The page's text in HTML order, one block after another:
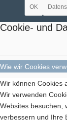
OK
Cookie- und
Wie wir Cookies
Wir können Cookies
Wir verwenden
Websites besuchen,
verbessern und Ihre